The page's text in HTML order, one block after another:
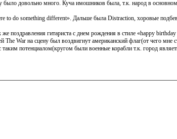
довольно много. Куча имошников была, т.к. народ в
to do something different». Дальше была Distraction, хоровые
поздравления гитариста с днем рождения в стиле «happy
War на сцену был воздвигнут американский флаг(от чего мне
потенциалом(кругом были военные корабли т.к. город